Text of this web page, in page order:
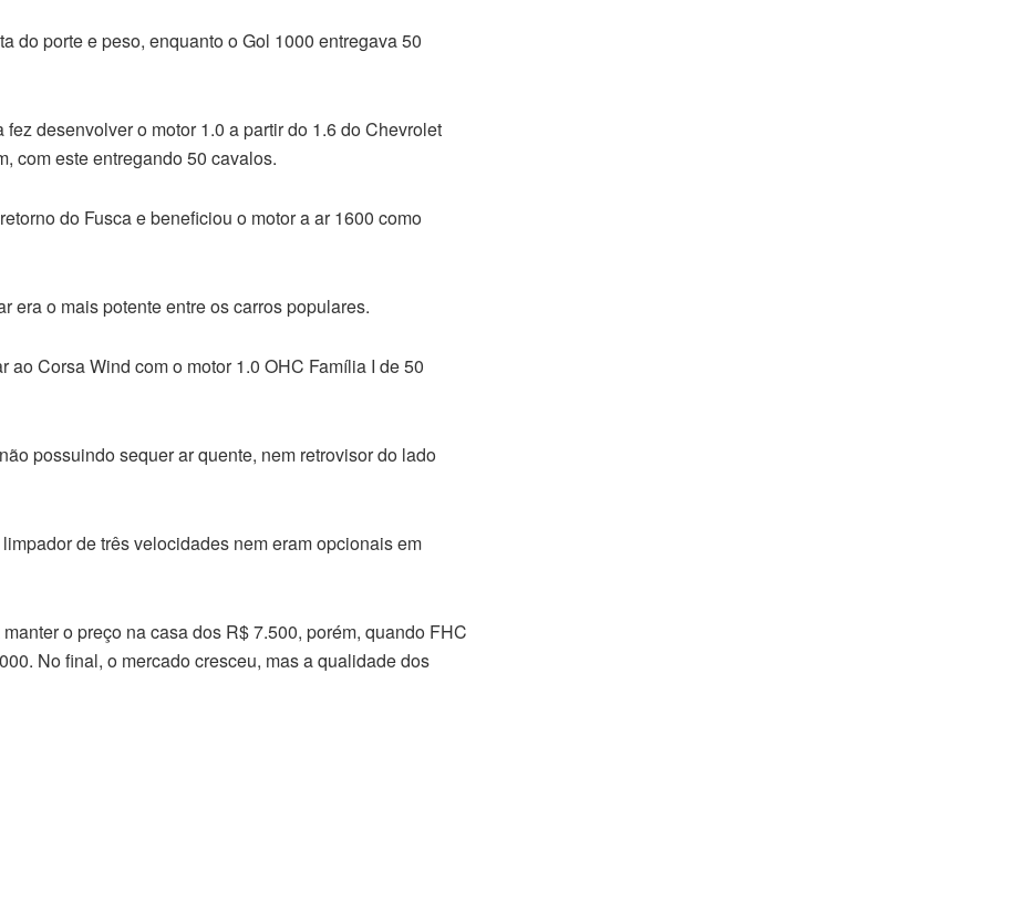
do porte e peso, enquanto o Gol 1000 entregava 50
desenvolver o motor 1.0 a partir do 1.6 do Chevrolet
com este entregando 50 cavalos.
do Fusca e beneficiou o motor a ar 1600 como
era o mais potente entre os carros populares.
Corsa Wind com o motor 1.0 OHC Família I de 50
possuindo sequer ar quente, nem retrovisor do lado
de três velocidades nem eram opcionais em
o preço na casa dos R$ 7.500, porém, quando FHC
No final, o mercado cresceu, mas a qualidade dos